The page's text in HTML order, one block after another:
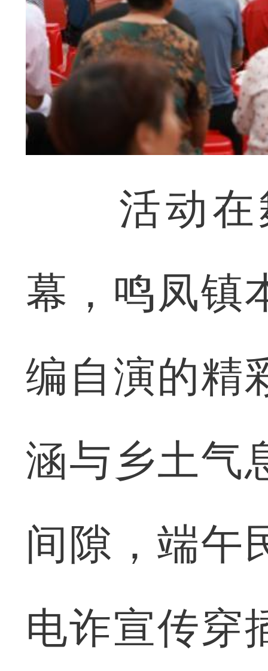
活动在舞
幕，鸣凤镇
编自演的精
涵与乡土气
间隙，端午
电诈宣传穿